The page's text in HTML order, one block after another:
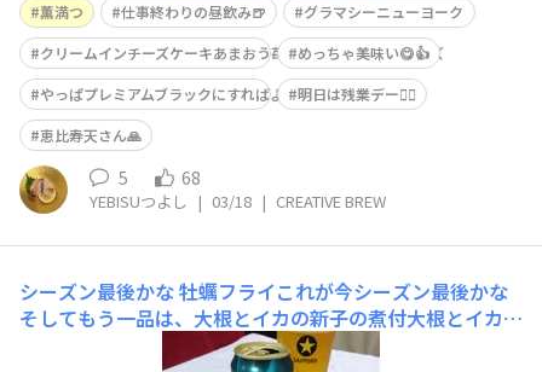
薫満つ 仕事終わりの昼飲み🍺
グラマシーニューヨーク
クリームインチーズケーキあまおう苺とマスカルポーネチーズ
めっちゃ美味い😋👍
やっぱプレミアムブラックにすればよかった😆明日は残業デー😮‍💨
恵比寿天さん🙏
5 68
YEBISUつよし | 03/18 | CREATIVE BREW
シーズン最後かな牡蠣フライこれが今シーズン最後かな
そしてもう一品は、大根とイカの新子の煮付大根とイカ新